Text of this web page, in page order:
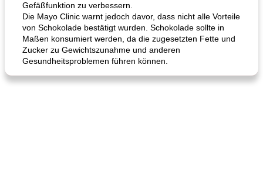
Gefäßfunktion zu verbessern.
Die Mayo Clinic warnt jedoch davor, dass nicht alle Vorteile
von Schokolade bestätigt wurden. Schokolade sollte in
Maßen konsumiert werden, da die zugesetzten Fette und
Zucker zu Gewichtszunahme und anderen
Gesundheitsproblemen führen können.